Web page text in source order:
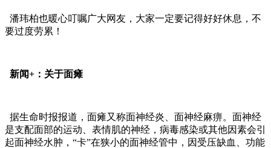
潘玮柏也暖心叮嘱广大网友，大家一定要记得好好休息，不
要过度劳累！
新闻+：关于面瘫
据生命时报报道，面瘫又称面神经炎、面神经麻痹。面神经
是支配面部的运动、表情肌的神经，病毒感染或其他因素会引
起面神经水肿，“卡”在狭小的面神经管中，因受压缺血、功能